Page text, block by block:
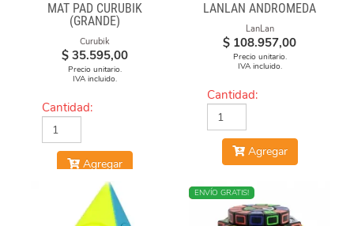
MAT PAD CURUBIK
(GRANDE)
Curubik
$ 35.595,00
Precio unitario.
IVA incluido.
Cantidad:
Agregar
LANLAN ANDROMEDA
LanLan
$ 108.957,00
Precio unitario.
IVA incluido.
Cantidad:
Agregar
NUEVO
ENVÍO GRATIS!